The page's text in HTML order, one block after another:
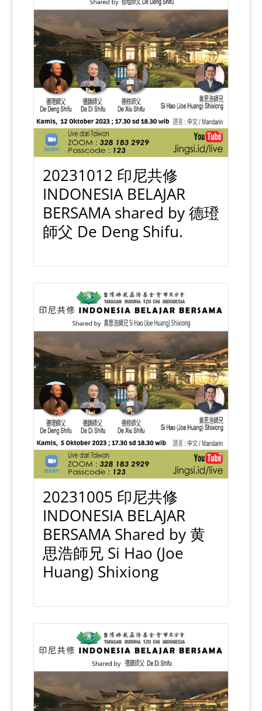
20231012 印尼共修
INDONESIA BELAJAR
BERSAMA shared by 德璒
師父 De Deng Shifu.
20231005 印尼共修
INDONESIA BELAJAR
BERSAMA Shared by 黄
思浩師兄 Si Hao (Joe
Huang) Shixiong